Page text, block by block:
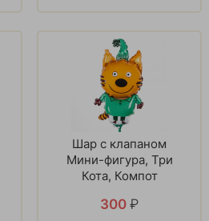
Шар с клапаном
Мини-фигура, Три
Кота, Компот
300 ₽